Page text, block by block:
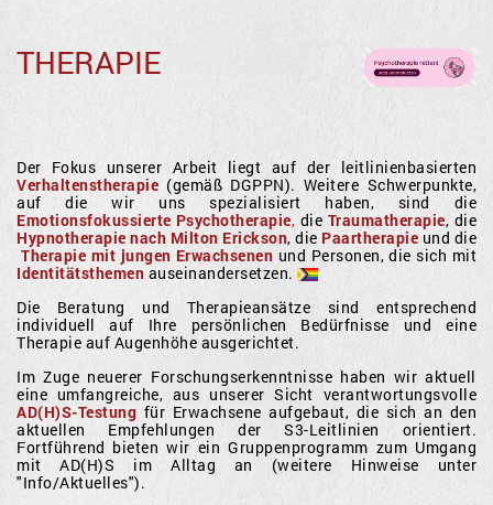
THERAPIE
Der Fokus unserer Arbeit liegt auf der leitlinienbasierten
Verhaltenstherapie (gemäß DGPPN). Weitere Schwerpunkte,
auf die wir uns spezialisiert haben, sind die
Emotionsfokussierte Psychotherapie, die Traumatherapie, die
Hypnotherapie nach Milton Erickson, die Paartherapie und die
Therapie mit jungen Erwachsenen und Personen, die sich mit
Identitätsthemen auseinandersetzen.
Die Beratung und Therapieansätze sind entsprechend
individuell auf Ihre persönlichen Bedürfnisse und eine
Therapie auf Augenhöhe ausgerichtet.
Im Zuge neuerer Forschungserkenntnisse haben wir aktuell
eine umfangreiche, aus unserer Sicht verantwortungsvolle
AD(H)S-Testung für Erwachsene aufgebaut, die sich an den
aktuellen Empfehlungen der S3-Leitlinien orientiert.
Fortführend bieten wir ein Gruppenprogramm zum Umgang
mit AD(H)S im Alltag an (weitere Hinweise unter
"Info/Aktuelles").